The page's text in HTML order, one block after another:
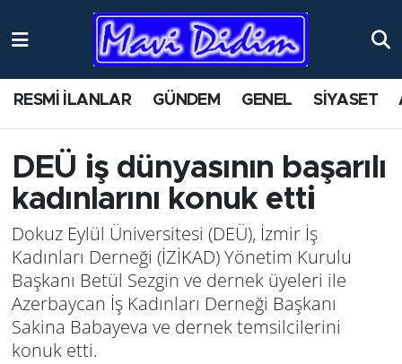
RESMİ İLANLAR GÜNDEM GENEL SİYASET
DEÜ iş dünyasının başarılı
kadınlarını konuk etti
Dokuz Eylül Üniversitesi (DEÜ), İzmir İş
Kadınları Derneği (İZİKAD) Yönetim Kurulu
Başkanı Betül Sezgin ve dernek üyeleri ile
Azerbaycan İş Kadınları Derneği Başkanı
Sakina Babayeva ve dernek temsilcilerini
konuk etti.
ANTİK YERLER
AYDIN
BİLİM VE TEKNOLOJİ
ÇEVRE
EĞİTİM
EKONOMİ
Nöbetçi Eczaneler
Namaz Vakitleri
Trafik Durumu
Süper Lig Puan Durumu ve Fikstür
Tüm Manşetler
Son Dakika Haberleri